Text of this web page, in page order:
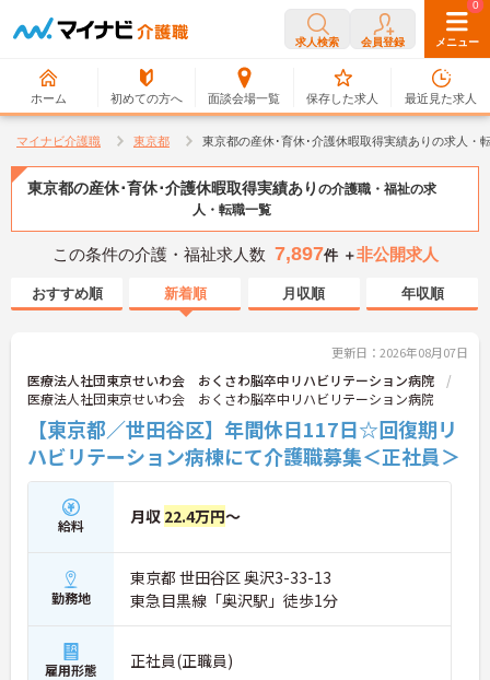
求人検索 会員登録 メニュー
ホーム 初めての方へ 面談会場一覧
0
保存した求人
0
最近見た求人
マイナビ介護職 東京都 東京都の産休･育休･介護休暇取得実績ありの求人・
東京都の産休･育休･介護休暇取得実績あり の介護職・福祉の求
人・転職一覧
この条件の介護・福祉求人数 7,897件 ＋非公開求人
おすすめ順 新着順 月収順 年収順
更新日：2026年08月07日
医療法人社団東京せいわ会 おくさわ脳卒中リハビリテーション病院
医療法人社団東京せいわ会 おくさわ脳卒中リハビリテーション病院
【東京都／世田谷区】年間休日117日☆回復期リ
ハビリテーション病棟にて介護職募集＜正社員＞
給料 月収 22.4万円～
勤務地
東京都 世田谷区 奥沢3-33-13
東急目黒線「奥沢駅」徒歩1分
雇用形態 正社員(正職員)